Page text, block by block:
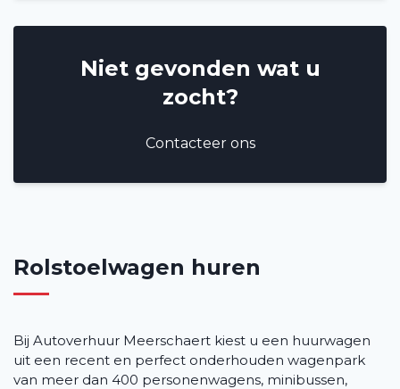
Blog
Veelgestelde vragen (FAQ)
Niet gevonden wat u
zocht?
Contacteer ons
Rolstoelwagen huren
Bij Autoverhuur Meerschaert kiest u een huurwagen
uit een recent en perfect onderhouden wagenpark
van meer dan 400 personenwagens, minibussen,